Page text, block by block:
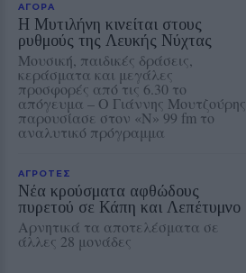
ΑΓΟΡΑ
Η Μυτιλήνη κινείται στους
ρυθμούς της Λευκής Νύχτας
Μουσική, παιδικές δράσεις,
κεράσματα και μεγάλες
προσφορές από τις 6.30 το
απόγευμα – Ο Γιάννης Μουτζούρης
παρουσίασε στον «Ν» 99 fm το
αναλυτικό πρόγραμμα
ΑΓΡΟΤΕΣ
Νέα κρούσματα αφθώδους
πυρετού σε Κάπη και Λεπέτυμνο
Αρνητικά τα αποτελέσματα σε
άλλες 28 μονάδες